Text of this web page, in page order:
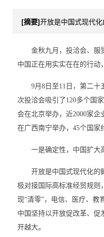
[摘要]开放是中国式现代
金秋九月，投洽会、服
中国正在用实实在在的行动
9月8日至11日，第二
次投洽会吸引了120多个国
会在北京举办，近2000家
在广西南宁举办，45个国家
一是确定性，中国扩大
开放是中国式现代化的
极对接国际高标准经贸规则
现“清零”，电信、医疗、
中国坚持以开放促改革、促
开越大。